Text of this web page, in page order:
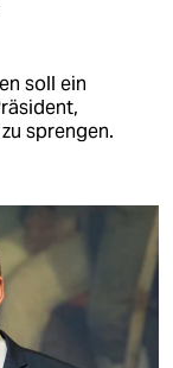
soll ein
sprengen.